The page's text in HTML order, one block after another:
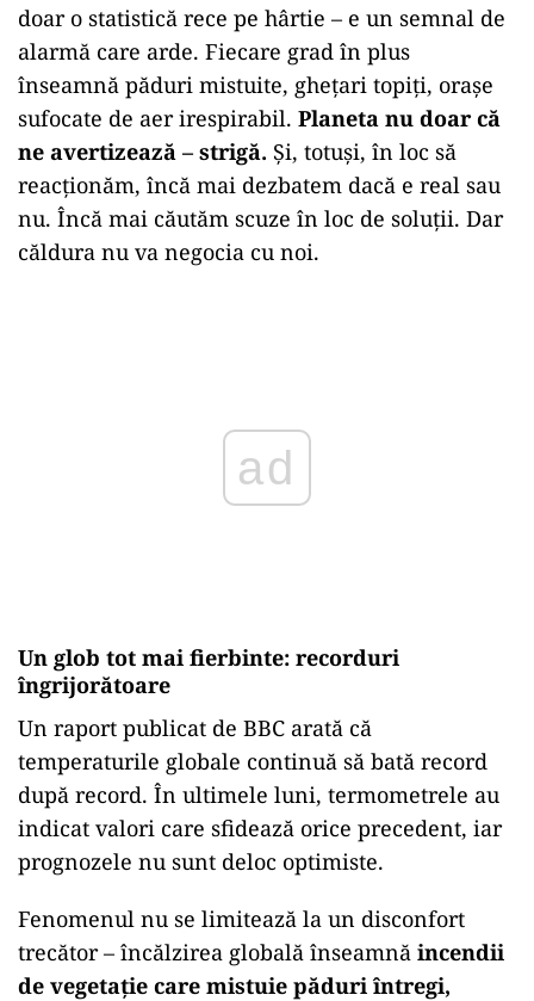
doar o statistică rece pe hârtie – e un semnal de
alarmă care arde. Fiecare grad în plus
înseamnă păduri mistuite, ghețari topiți, orașe
sufocate de aer irespirabil. Planeta nu doar că
ne avertizează – strigă. Și, totuși, în loc să
reacționăm, încă mai dezbatem dacă e real sau
nu. Încă mai căutăm scuze în loc de soluții. Dar
căldura nu va negocia cu noi.
Un glob tot mai fierbinte: recorduri
îngrijorătoare
Un raport publicat de BBC arată că
temperaturile globale continuă să bată record
după record. În ultimele luni, termometrele au
indicat valori care sfidează orice precedent, iar
prognozele nu sunt deloc optimiste.
Fenomenul nu se limitează la un disconfort
trecător – încălzirea globală înseamnă incendii
de vegetație care mistuie păduri întregi,